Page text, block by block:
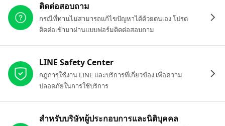
ติดต่อสอบถาม
กรณีที่ท่านไม่สามารถแก้ไขปัญหาได้ด้วยตนเอง โปรด
ติดต่อเข้ามาผ่านแบบฟอร์มติดต่อสอบถาม
LINE Safety Center
กฎการใช้งาน LINE และบริการที่เกี่ยวข้อง เพื่อความ
ปลอดภัยในการใช้บริการ
สำหรับบริษัทผู้ประกอบการและนิติบุคคล